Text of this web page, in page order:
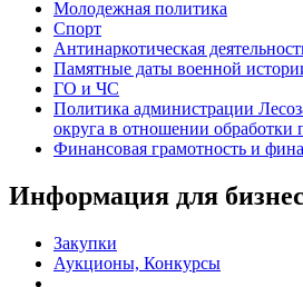
Молодежная политика
Спорт
Антинаркотическая
Памятные даты военной
ГО и ЧС
Политика администрации
округа в отношении обработки
Финансовая грамотность и
Информация для
Закупки
Аукционы, Конкурсы